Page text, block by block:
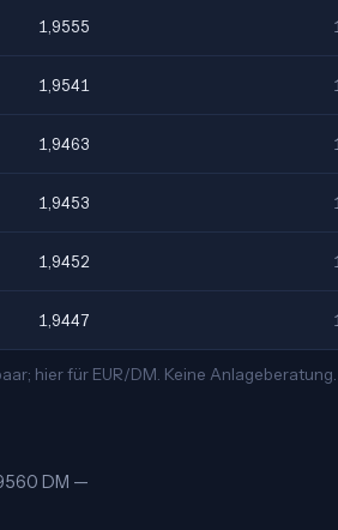
1,9555
1,9541
1,9463
1,9453
1,9452
1,9447
hier für EUR/DM. Keine Anlageberatung.
DM —